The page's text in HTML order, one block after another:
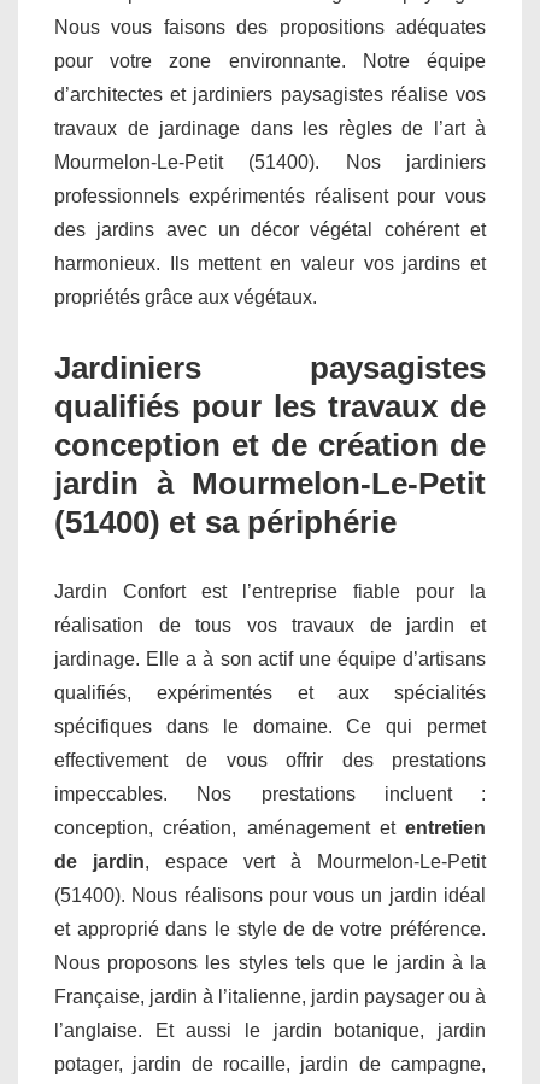
Nous vous faisons des propositions adéquates
pour votre zone environnante. Notre équipe
d’architectes et jardiniers paysagistes réalise vos
travaux de jardinage dans les règles de l’art à
Mourmelon-Le-Petit (51400). Nos jardiniers
professionnels expérimentés réalisent pour vous
des jardins avec un décor végétal cohérent et
harmonieux. Ils mettent en valeur vos jardins et
propriétés grâce aux végétaux.
Jardiniers paysagistes
qualifiés pour les travaux de
conception et de création de
jardin à Mourmelon-Le-Petit
(51400) et sa périphérie
Jardin Confort est l’entreprise fiable pour la
réalisation de tous vos travaux de jardin et
jardinage. Elle a à son actif une équipe d’artisans
qualifiés, expérimentés et aux spécialités
spécifiques dans le domaine. Ce qui permet
effectivement de vous offrir des prestations
impeccables. Nos prestations incluent :
conception, création, aménagement et entretien
de jardin, espace vert à Mourmelon-Le-Petit
(51400). Nous réalisons pour vous un jardin idéal
et approprié dans le style de de votre préférence.
Nous proposons les styles tels que le jardin à la
Française, jardin à l’italienne, jardin paysager ou à
l’anglaise. Et aussi le jardin botanique, jardin
potager, jardin de rocaille, jardin de campagne,